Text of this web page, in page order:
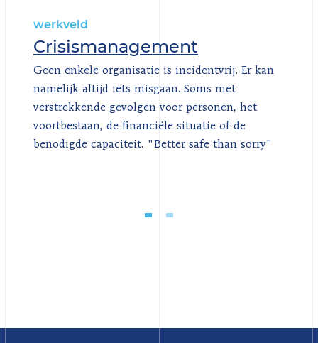
werkveld
Crisismanagement
Geen enkele organisatie is incidentvrij. Er kan
namelijk altijd iets misgaan. Soms met
verstrekkende gevolgen voor personen, het
voortbestaan, de financiële situatie of de
benodigde capaciteit. "Better safe than sorry"